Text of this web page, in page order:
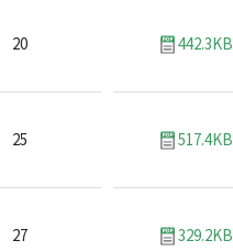
20 442.3KB
25 517.4KB
27 329.2KB